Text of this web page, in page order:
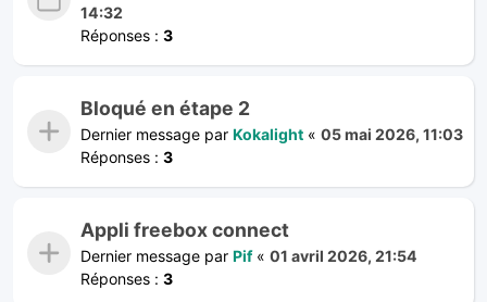
14:32
Réponses : 3
Bloqué en étape 2
Dernier message par Kokalight « 05 mai 2026, 11:03
Réponses : 3
Appli freebox connect
Dernier message par Pif« 01 avril 2026, 21:54
Réponses : 3